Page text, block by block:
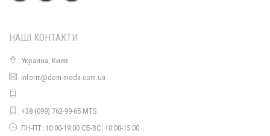
НАШІ КОНТАКТИ
Украина, Киев
inform@dom-moda.com.ua
+38 (099) 762-99-65 MTS
ПН-ПТ: 10:00-19:00 СБ-ВС: 10:00-15:00